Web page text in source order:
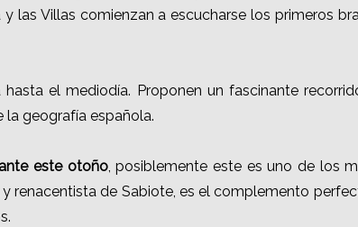
las Villas comienzan a escucharse los primeros
el mediodía. Proponen un fascinante
la geografía española.
este otoño, posiblemente este es uno de los
renacentista de Sabiote, es el complemento